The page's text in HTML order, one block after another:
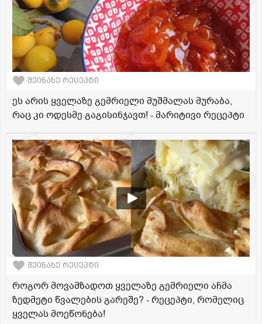
შეინახე რეცეპტი
ეს არის ყველაზე გემრიელი მუშმალას მურაბა,
რაც კი ოდესმე გაგისინჯავთ! - მარიტივი რეცეპტი
შეინახე რეცეპტი
როგორ მოვამზადოთ ყველაზე გემრიელი აჩმა
ზედმეტი წვალების გარეშე? - რეცეპტი, რომელიც
ყველას მოეწონება!